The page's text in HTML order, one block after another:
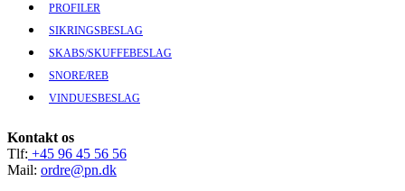
PROFILER
SIKRINGSBESLAG
SKABS/SKUFFEBESLAG
SNORE/REB
VINDUESBESLAG
Kontakt os
Tlf: +45 96 45 56 56
Mail: ordre@pn.dk